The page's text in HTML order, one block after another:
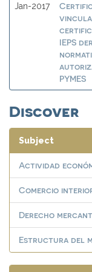
Jan-2017
IEPS
PYMES
Discover
Subject
Actividad
Comercio
Derecho
Estructura del